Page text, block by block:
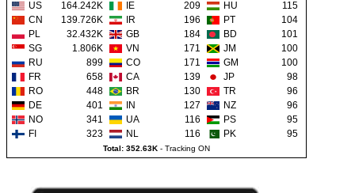
US 164.242K IE 209 HU
115
CN
139.726K IR 196 PT
104
PL
32.432K GB 184 BD
101
SG
1.806K VN 171 JM
100
RU
899 CO 171 GM
100
FR
658 CA 139 JP
98
RO
448 BR 130 TR
96
DE
401 IN 127 NZ
96
NO
341 UA 116 PS
95
FI
323 NL 116 PK 95
Total: 352.63K - Tracking ON